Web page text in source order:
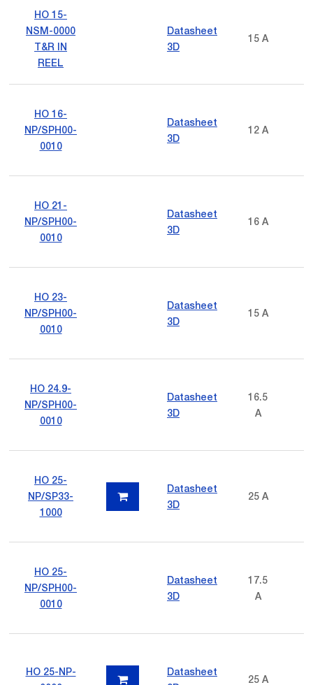
HO 15-
NSM-0000
T&R IN
REEL
Datasheet
3D
15 A
HO 16-
NP/SPH00-
0010
Datasheet
3D
12 A
HO 21-
NP/SPH00-
0010
Datasheet
3D
16 A
HO 23-
NP/SPH00-
0010
Datasheet
3D
15 A
HO 24.9-
NP/SPH00-
0010
Datasheet
3D
16.5
A
HO 25-
NP/SP33-
1000
Datasheet
3D
25 A
HO 25-
NP/SPH00-
0010
Datasheet
3D
17.5
A
HO 25-NP-
Datasheet
25 A